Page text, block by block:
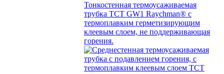
Тонкостенная термоусаживаемая
трубка TCT GW1 Raychman® с
термоплавким герметизирующим
клеевым слоем, не поддерживающая
горения.